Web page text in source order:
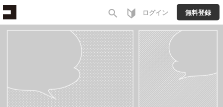
search ログイン 無料登録